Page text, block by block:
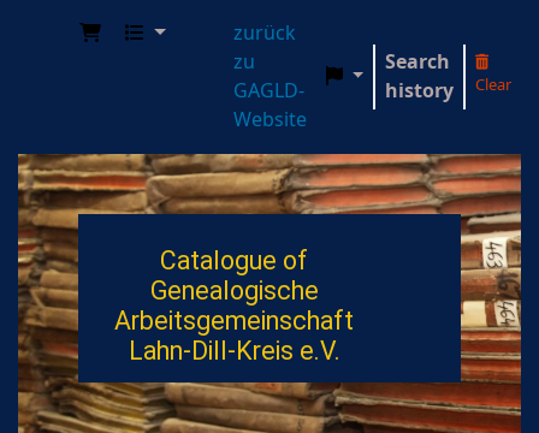
Genealogische Arbeitsgemeinschaft Lahn-
zurück
zu
GAGLD-
Website
Search
history
Clear
Catalogue of
Genealogische
Arbeitsgemeinschaft
Lahn-Dill-Kreis e.V.